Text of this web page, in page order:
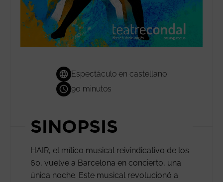
Espectáculo en castellano
90 minutos
SINOPSIS
HAIR, el mítico musical reivindicativo de los
60, vuelve a Barcelona en concierto, una
única noche. Este musical revolucionó a